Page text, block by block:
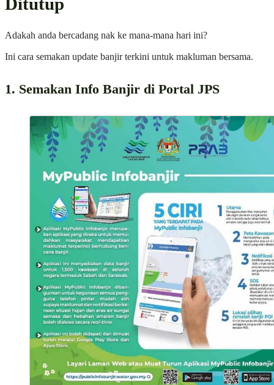
Adakah anda bercadang nak ke mana-mana hari ini?
Ini cara semakan update banjir terkini untuk makluman bersama.
1. Semakan Info Banjir di Portal JPS